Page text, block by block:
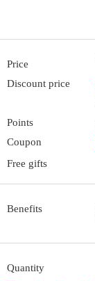
Price
Discount price
Points
Coupon
Free gifts
Benefits
Quantity